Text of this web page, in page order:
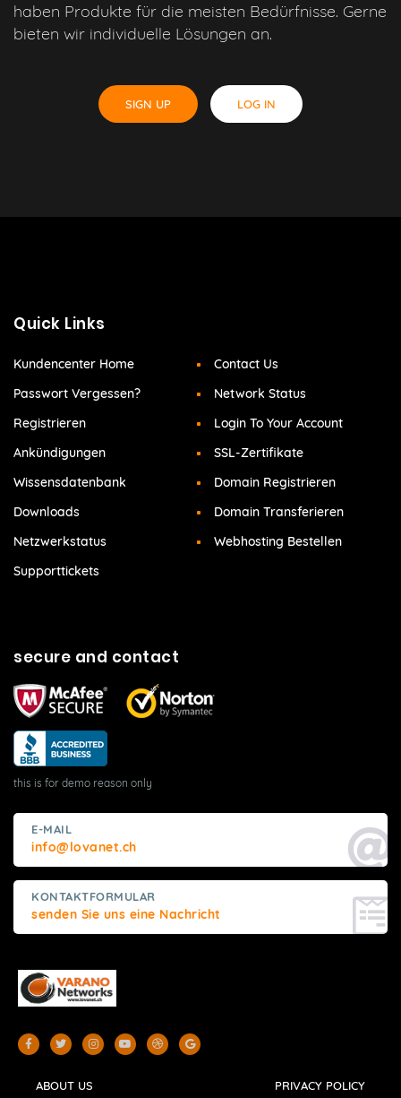
haben Produkte für die meisten Bedürfnisse. Gerne
bieten wir individuelle Lösungen an.
SIGN UP LOG IN
Quick Links
Kundencenter Home
Passwort Vergessen?
Registrieren
Ankündigungen
Wissensdatenbank
Downloads
Netzwerkstatus
Supporttickets
Contact Us
Network Status
Login To Your Account
SSL-Zertifikate
Domain Registrieren
Domain Transferieren
Webhosting Bestellen
secure and contact
this is for demo reason only
E-MAIL
info@lovanet.ch
KONTAKTFORMULAR
senden Sie uns eine Nachricht
ABOUT US PRIVACY POLICY